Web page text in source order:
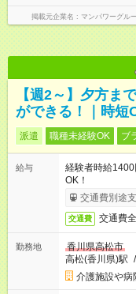
掲載元企業名 マンパワーグル
【週2～】夕方ま
ができる！｜時短
派遣 職種未経験OK ブ
給与
経験者時給
OK！
交通費別途
交通費 交通費
勤務地
香川県高松市
高松(香川県)駅 /
介護施設や